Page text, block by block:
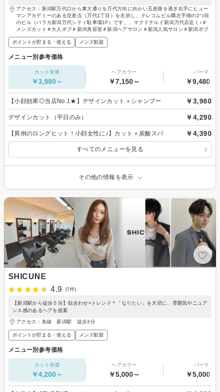
アクセス：新潟駅万代口から東大通りを万代方向に向かい五差路を過ぎ右手にヒュー
マンアカデミーのある交差点（万代1丁目）を右折し、テレコムビル隣左手側の2つ目
のビル（パラカ新潟万代シティ駐車場1F）です。、マクドナルド新潟万代店近く♪＃
メンズカット＃大人ボブ＃新潟美容室＃新潟ヘアサロン＃新潟人気サロン＃新潟ボブ
ポイントが貯まる・使える メンズ歓迎
メニュー別参考価格
カット単価
￥3,980～
ヘアカラー
￥7,150～
パーマ
￥9,480～
【小顔効果◎当店No.1★】デザインカット＋シャンプー ￥3,980
デザインカット（平日のみ） ￥4,290
【異例のロングヒット！小顔女性に♪】カット＋炭酸スパ ￥4,390
すべてのメニューを見る
その他の情報を表示
SHICUNE
4.9
(7件)
【新潟駅から徒歩５分】似合わせ×トレンド＊「なりたい」を大切に、雰囲気やニュア
ンス感のあるヘアを提案
アクセス：各線 新潟駅 徒歩3分
ポイントが貯まる・使える メンズ歓迎
メニュー別参考価格
カット単価
￥4,200～
ヘアカラー
￥5,000～
パーマ
￥5,000～